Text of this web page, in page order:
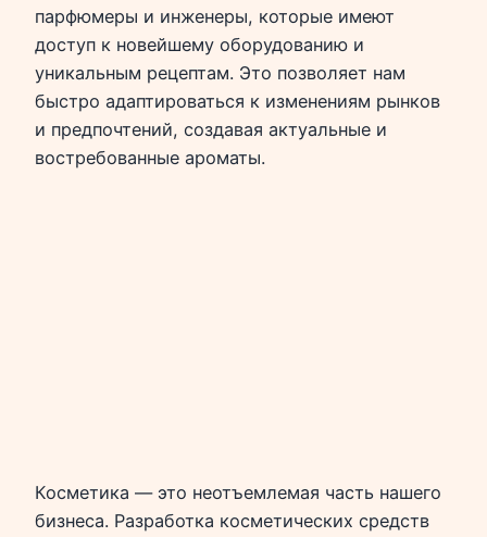
парфюмеры и инженеры, которые имеют
доступ к новейшему оборудованию и
уникальным рецептам. Это позволяет нам
быстро адаптироваться к изменениям рынков
и предпочтений, создавая актуальные и
востребованные ароматы.
Косметика — это неотъемлемая часть нашего
бизнеса. Разработка косметических средств